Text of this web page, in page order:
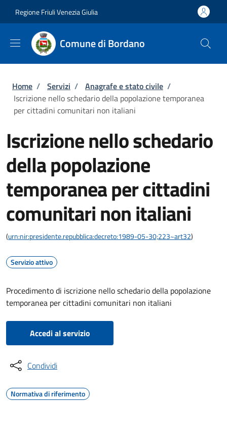
Regione Friuli Venezia Giulia
Comune di Bordano
Briciole di pane
Home / Servizi / Anagrafe e stato civile /
Iscrizione nello schedario della popolazione temporanea
per cittadini comunitari non italiani
Iscrizione nello schedario
della popolazione
temporanea per cittadini
comunitari non italiani
(urn:nir:presidente.repubblica:decreto:1989-05-30;223~art32)
Servizio attivo
Procedimento di iscrizione nello schedario della popolazione
temporanea per cittadini comunitari non italiani
Accedi al servizio
Condividi
Normativa di riferimento